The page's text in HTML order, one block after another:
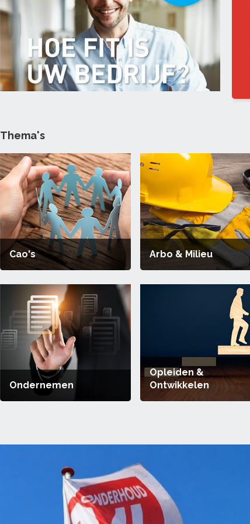
Thema's
Cao's Arbo & Milieu
Ondernemen
Opleiden &
Ontwikkelen